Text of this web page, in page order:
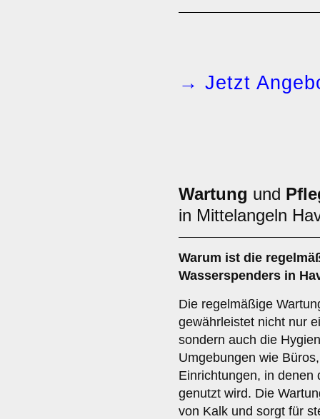
→ Jetzt
Wartung und
in Mittelangeln
Warum ist die
Wasserspenders in
Die regelmäßige
gewährleistet nicht nur
sondern auch die
Umgebungen wie
Einrichtungen, in denen
genutzt wird. Die
von Kalk und sorgt für